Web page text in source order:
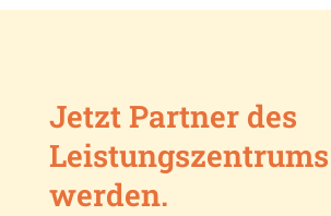
Jetzt Partner des
Leistungszentrums
werden.